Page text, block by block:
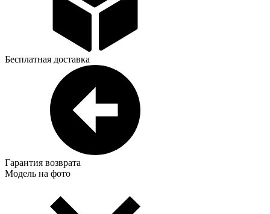
Бесплатная доставка
Гарантия возврата
Модель на фото